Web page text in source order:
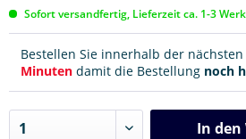
Sofort versandfertig, Lieferzeit ca. 1-3
Bestellen Sie innerhalb der nächsten
Minuten damit die Bestellung noch
In den